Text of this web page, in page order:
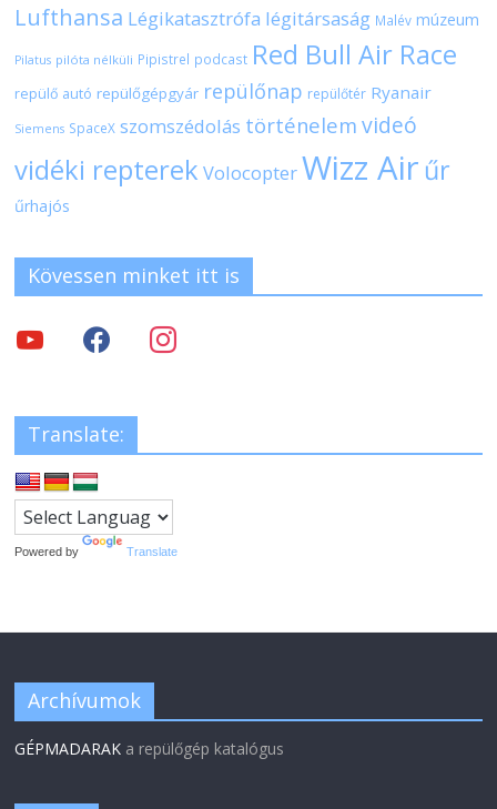
Lufthansa Légikatasztrófa légitársaság Malév múzeum
Pilatus pilóta nélküli Pipistrel podcast Red Bull Air Race
repülő autó repülőgépgyár repülőnap repülőtér Ryanair
Siemens SpaceX szomszédolás történelem videó
vidéki repterek VolocopterWizz Air űr
űrhajós
Kövessen minket itt is
Translate:
Powered by Translate
Archívumok
GÉPMADARAK a repülőgép katalógus